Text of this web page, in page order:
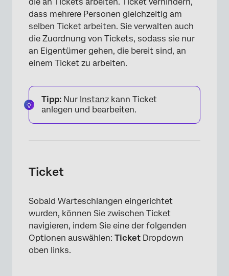
Ticket-Bericht
dass mehrere Personen gleichzeitig am
selben Ticket arbeiten. Sie verwalten auch
die Zuordnung von Tickets, sodass sie nur
an Eigentümer gehen, die bereit sind, an
einem Ticket zu arbeiten.
Tipp: Nur Instanz kann Ticket
anlegen und bearbeiten.
Ticket
Sobald Warteschlangen eingerichtet
wurden, können Sie zwischen Ticket
navigieren, indem Sie eine der folgenden
Optionen auswählen: Ticket Dropdown
oben links.